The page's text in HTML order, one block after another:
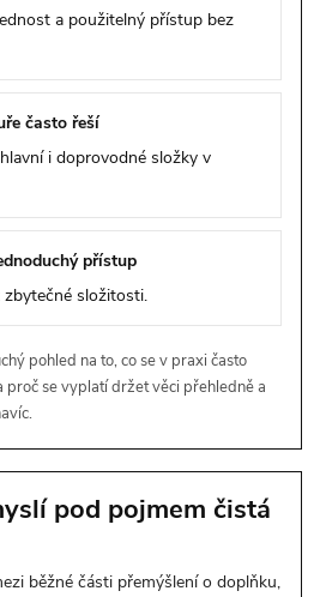
a použitelný přístup bez
často řeší
i doprovodné složky v
přístup
zbytečné složitosti.
pohled na to, co se v praxi často
proč se vyplatí držet věci přehledně a
pod pojmem čistá
běžné části přemýšlení o doplňku,